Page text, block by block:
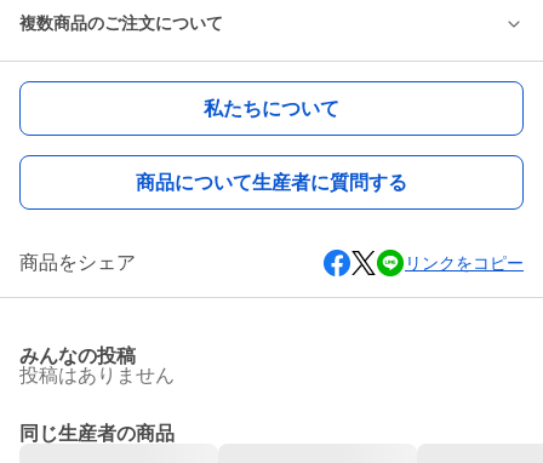
複数商品のご注文について
私たちについて
商品について生産者に質問する
商品をシェア リンクをコピー
みんなの投稿
投稿はありません
同じ生産者の商品